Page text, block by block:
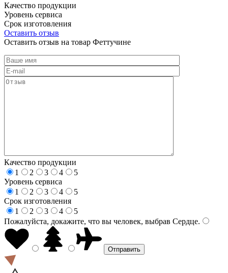
Качество продукции
Уровень сервиса
Срок изготовления
Оставить отзыв
Оставить отзыв на товар Феттучине
Качество продукции
1
2 3 4
5
Уровень сервиса
1
2 3 4
5
Срок изготовления
1
2 3 4
5
Пожалуйста, докажите, что вы человек, выбрав Сердце.